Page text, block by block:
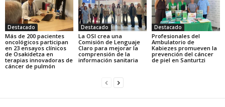
Destacado
Más de 200 pacientes
oncológicos participan
en 23 ensayos clínicos
de Osakidetza en
terapias innovadoras de
cáncer de pulmón
Destacado
La OSI crea una
Comisión de Lenguaje
Claro para mejorar la
comprensión de la
información sanitaria
Destacado
Profesionales del
Ambulatorio de
Kabiezes promueven la
prevención del cáncer
de piel en Santurtzi